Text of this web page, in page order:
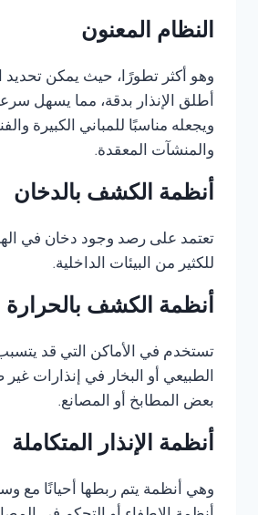
النظام المعنون
وهو أكثر تطورًا، حيث يمكن تحديد
أطلق الإنذار بدقة، مما يسهل
ويجعله مناسبًا للمباني الكبيرة
والمنشآت المعقدة.
أنظمة الكشف بالدخان
تعتمد على رصد وجود دخان في
للكثير من البيئات الداخلية.
أنظمة الكشف بالحرارة
تستخدم في الأماكن التي قد
الطبيعي أو البخار في إنذارات
بعض المطابخ أو المصانع.
أنظمة الإنذار المتكاملة
وهي أنظمة يتم ربطها أحيانًا مع